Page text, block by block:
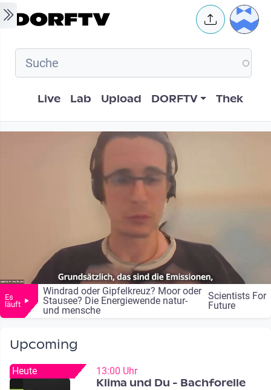
Skip to main content User
Hauptnavigation
Live Lab Upload DORFTV Thek
Live Streaming
Es
läuft
Windrad oder Gipfelkreuz? Moor oder
Stausee? Die Energiewende natur-
und mensche
Scientists For
Future
Upcoming
Heute 13:00 Uhr
Klima und Du - Bachforelle